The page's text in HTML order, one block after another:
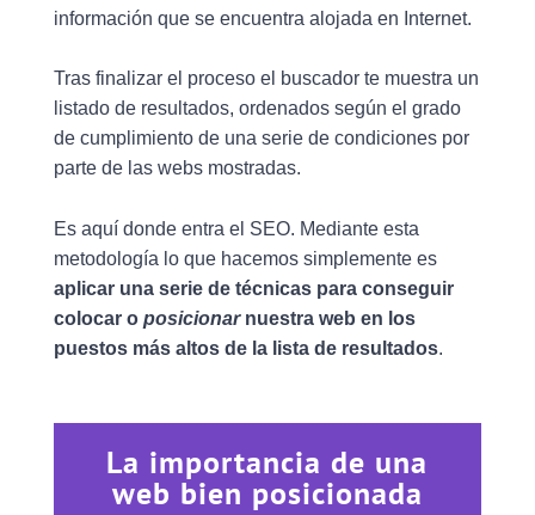
información que se encuentra alojada en Internet.
Tras finalizar el proceso el buscador te muestra un
listado de resultados, ordenados según el grado
de cumplimiento de una serie de condiciones por
parte de las webs mostradas.
Es aquí donde entra el SEO. Mediante esta
metodología lo que hacemos simplemente es
aplicar una serie de técnicas para conseguir
colocar o posicionarnuestra web en los
puestos más altos de la lista de resultados.
La importancia de una
web bien posicionada